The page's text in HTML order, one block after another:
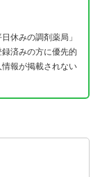
休みの調剤薬局」
済みの方に優先的
報が掲載されない